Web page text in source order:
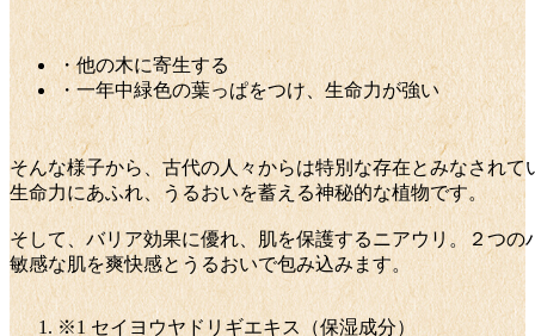
・他の木に寄生する
・一年中緑色の葉っぱをつけ、生命力が強い
そんな様子から、古代の人々からは特別な存在とみなされて
生命力にあふれ、うるおいを蓄える神秘的な植物です。
そして、バリア効果に優れ、肌を保護するニアウリ。２つ
敏感な肌を爽快感とうるおいで包み込みます。
※1 セイヨウヤドリギエキス（保湿成分）